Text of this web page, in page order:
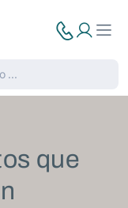
que